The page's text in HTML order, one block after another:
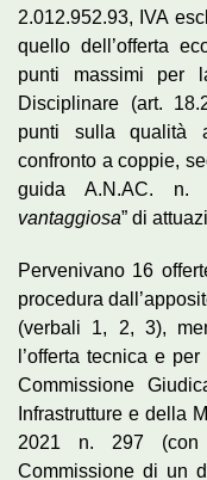
2.012.952.93, IVA
quello dell’offerta
punti massimi per
Disciplinare (art.
punti sulla qualità
confronto a coppie,
guida A.N.AC.
vantaggiosa” di
Pervenivano 16
procedura
(verbali 1, 2, 3),
l’offerta tecnica e
Commissione
Infrastrutture e della
2021 n. 297 (con
Commissione di un